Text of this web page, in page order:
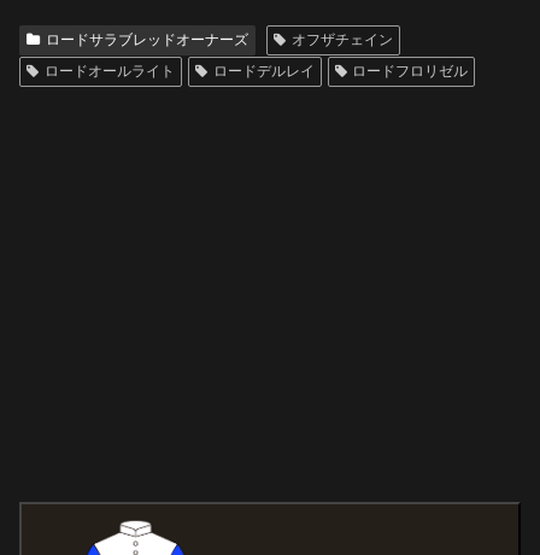
ロードサラブレッドオーナーズ
オフザチェイン
ロードオールライト
ロードデルレイ ロードフロリゼル